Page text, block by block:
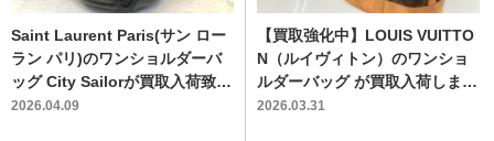
Saint Laurent Paris(サン ロー
ラン パリ)のワンショルダーバ
ッグ City Sailorが買取入荷致し
ました！
2026.04.09
【買取強化中】LOUIS VUITTO
N（ルイヴィトン）のワンショ
ルダーバッグ が買取入荷しまし
た！
2026.03.31